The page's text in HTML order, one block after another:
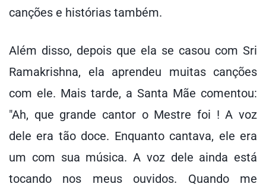
canções e histórias também.
Além disso, depois que ela se casou com Sri
Ramakrishna, ela aprendeu muitas canções
com ele. Mais tarde, a Santa Mãe comentou:
"Ah, que grande cantor o Mestre foi ! A voz
dele era tão doce. Enquanto cantava, ele era
um com sua música. A voz dele ainda está
tocando nos meus ouvidos. Quando me